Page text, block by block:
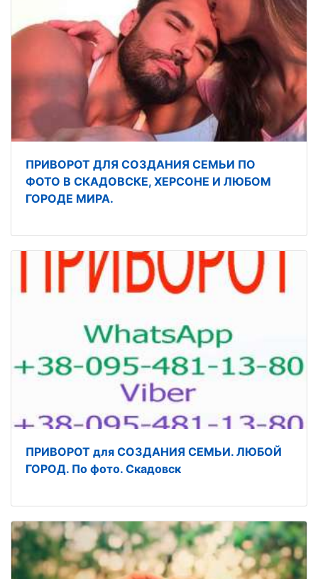
ПРИВОРОТ ДЛЯ СОЗДАНИЯ СЕМЬИ ПО
ФОТО В СКАДОВСКЕ, ХЕРСОНЕ И ЛЮБОМ
ГОРОДЕ МИРА.
ПРИВОРОТ для СОЗДАНИЯ СЕМЬИ. ЛЮБОЙ
ГОРОД. По фото. Скадовск